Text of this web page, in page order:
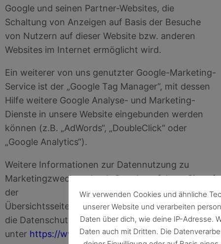
Google und seinen Partner-Websites, die
Schaltung von Anzeigen auf Basis der Besuche
von Nutzern auf dieser Website bzw. anderen
Websites im Internet ermöglicht wird.
Ein weiterer von uns genutzter Google-Marketing-
Service ist der „Google Tag Manager“, mit dessen
Hilfe weitere Google Analyse- und Marketing-
Dienste in unsere Website eingebunden werden
können (z.B. „AdWords“, „DoubleClick“ oder
„Google Analytics“).
Weitere Informationen zur Datennutzung zu
Marketingzwecken durch Google, erfahren Sie auf
der
Übersichtsseite:
https://www.google.com/policies/
die Datenschutzerklärung von Google ist
unter https://www.google.com/policies/privacy
Wir verwenden Cookies und ähnliche
unserer Website und verarbeiten
Daten über dich, wie deine IP-Adresse.
Daten auch mit Dritten. Die